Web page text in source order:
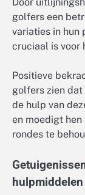
golfers een
variaties in hun
cruciaal is voor
Positieve
golfers zien dat
de hulp van
en moedigt
rondes te